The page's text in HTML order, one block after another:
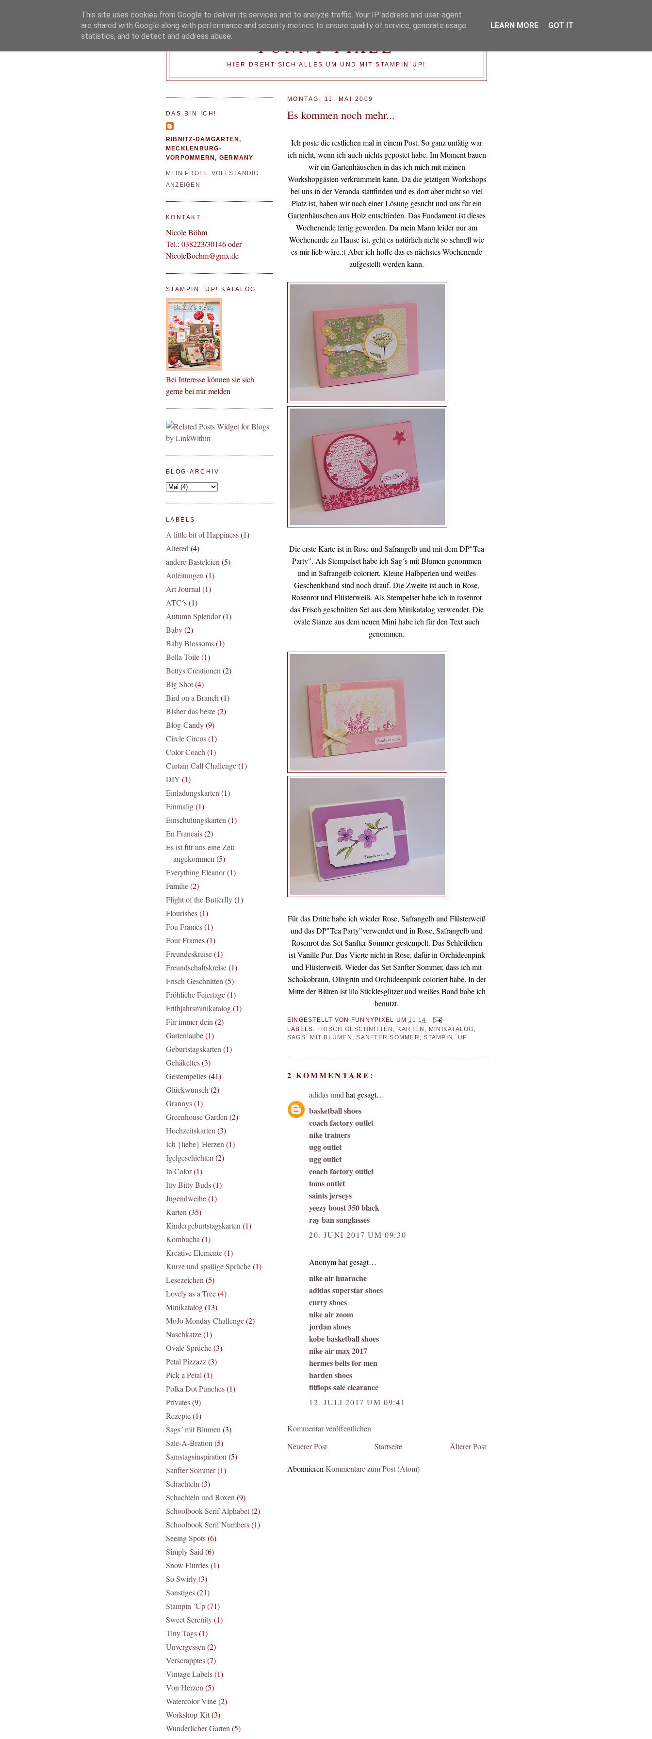
FUNNY-PIXEL
HIER DREHT SICH ALLES UM UND MIT STAMPIN´UP!
MONTAG, 11. MAI 2009
Es kommen noch mehr...
Ich poste die restlichen mal in einem Post. So ganz untätig war
ich nicht, wenn ich auch nichts gepostet habe. Im Moment bauen
wir ein Gartenhäuschen in das ich mich mit meinen
Workshopgästen verkrümmeln kann. Da die jetztigen Workshops
bei uns in der Veranda stattfinden und es dort aber nicht so viel
Platz ist, haben wir nach einer Lösung gesucht und uns für ein
Gartenhäuschen aus Holz entschieden. Das Fundament ist dieses
Wochenende fertig geworden. Da mein Mann leider nur am
Wochenende zu Hause ist, geht es natürlich nicht so schnell wie
es mir lieb wäre.:( Aber ich hoffe das es nächstes Wochenende
aufgestellt werden kann.
Die erste Karte ist in Rose und Safrangelb und mit dem DP"Tea
Party". Als Stempelset habe ich Sag´s mit Blumen genommen
und in Safrangelb coloriert. Kleine Halbperlen und weißes
Geschenkband sind noch drauf. Die Zweite ist auch in Rose,
Rosenrot und Flüsterweiß. Als Stempelset habe ich in rosenrot
das Frisch geschnitten Set aus dem Minikatalog verwendet. Die
ovale Stanze aus dem neuen Mini habe ich für den Text auch
genommen.
Für das Dritte habe ich wieder Rose, Safrangelb und Flüsterweiß
und das DP"Tea Party"verwendet und in Rose, Safrangelb und
Rosenrot das Set Sanfter Sommer gestempelt. Das Schleifchen
ist Vanille Pur. Das Vierte nicht in Rose, dafür in Orchideenpink
und Flüsterweiß. Wieder das Set Sanfter Sommer, dass ich mit
Schokobraun, Olivgrün und Orchideenpink coloriert habe. In der
Mitte der Blüten ist lila Sticklesglitzer und weißes Band habe ich
benutzt.
EINGESTELLT VON FUNNYPIXEL UM 11:14
LABELS: FRISCH GESCHNITTEN KARTEN MINIKATALOG
SAGS´ MIT BLUMEN
,SANFTER SOMMER ,STAMPIN ´UP
2 KOMMENTARE:
adidas nmd hat gesagt…
basketball shoes
coach factory outlet
nike trainers
ugg outlet
ugg outlet
coach factory outlet
toms outlet
saints jerseys
yeezy boost 350 black
ray ban sunglasses
20. JUNI 2017 UM 09:30
Anonym hat gesagt…
nike air huarache
adidas superstar shoes
curry shoes
nike air zoom
jordan shoes
kobe basketball shoes
nike air max 2017
hermes belts for men
harden shoes
fitflops sale clearance
12. JULI 2017 UM 09:41
Kommentar veröffentlichen
Neuerer Post
Älterer Post
Startseite
Abonnieren Kommentare zum Post (Atom)
DAS BIN ICH!
RIBNITZ-DAMGARTEN,
MECKLENBURG-
VORPOMMERN, GERMANY
MEIN PROFIL VOLLSTÄNDIG
ANZEIGEN
KONTAKT
Nicole Böhm
Tel.: 038223/30146 oder
NicoleBoehm@gmx.de
STAMPIN `UP! KATALOG
Bei Interesse können sie sich
gerne bei mir melden
BLOG-ARCHIV
LABELS
A little bit of Happiness(1)
Altered (4)
andere Basteleien (5)
Anleitungen (1)
Art Journal (1)
ATC´s(1)
Autumn Splendor(1)
Baby(2)
Baby Blossoms(1)
Bella Toile(1)
Bettys Creationen (2)
Big Shot(4)
Bird on a Branch (1)
Bisher das beste(2)
Blog-Candy(9)
Circle Circus(1)
Color Coach (1)
Curtain Call Challenge(1)
DIY (1)
Einladungskarten (1)
Einmalig(1)
Einschulungskarten (1)
En Francais(2)
Es ist für uns eine Zeit
angekommen (5)
Everything Eleanor(1)
Familie(2)
Flight of the Butterfly(1)
Flourishes(1)
Fou Frames(1)
Four Frames(1)
Freundeskreise(1)
Freundschaftskreise(1)
Frisch Geschnitten (5)
Fröhliche Feiertage(1)
Frühjahrsminikatalog(1)
Für immer dein (2)
Gartenlaube(1)
Geburtstagskarten (1)
Gehäkeltes(3)
Gestempeltes(41)
Glückwunsch (2)
Grannys(1)
Greenhouse Garden (2)
Hochzeitskarten (3)
Ich {liebe} Herzen (1)
Igelgeschichten (2)
In Color(1)
Itty Bitty Buds(1)
Jugendweihe(1)
Karten (35)
Kindergeburtstagskarten (1)
Kombucha (1)
Kreative Elemente(1)
Kurze und spaßige Sprüche(1)
Lesezeichen (5)
Lovely as a Tree(4)
Minikatalog(13)
MoJo Monday Challenge(2)
Naschkatze(1)
Ovale Sprüche(3)
Petal Pizzazz(3)
Pick a Petal (1)
Polka Dot Punches(1)
Privates(9)
Rezepte(1)
Sags´ mit Blumen (3)
Sale-A-Bration (5)
Samstagsinspiration (5)
Sanfter Sommer(1)
Schachteln (3)
Schachteln und Boxen (9)
Schoolbook Serif Alphabet(2)
Schoolbook Serif Numbers(1)
Seeing Spots(6)
Simply Said (6)
Snow Flurries(1)
So Swirly(3)
Sonstiges(21)
Stampin ´Up(71)
Sweet Serenity(1)
Tiny Tags(1)
Unvergessen (2)
Verscrapptes(7)
Vintage Labels(1)
Von Herzen (5)
Watercolor Vine(2)
Workshop-Kit(3)
Wunderlicher Garten (5)
This site uses cookies from Google to deliver its services and to analyze traffic. Your IP address and user-agent
are shared with Google along with performance and security metrics to ensure quality of service, generate usage
statistics, and to detect and address abuse.
LEARN MORE GOT IT